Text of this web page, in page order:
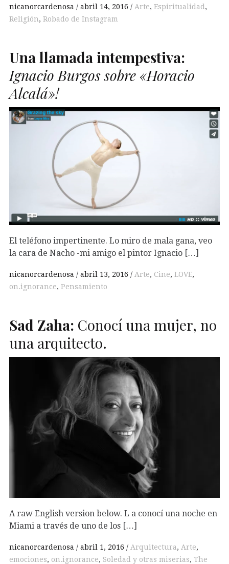
nicanorcardenosa abril 14, 2016 Arte, Espiritualidad ,
Religión, Robado de Instagram
Una llamada intempestiva:
Ignacio Burgos sobre «Horacio
Alcalá»!
El teléfono impertinente. Lo miro de mala gana, veo
la cara de Nacho -mi amigo el pintor Ignacio […]
nicanorcardenosa abril 13, 2016 Arte, Cine, LOVE,
on.ignorance, Pensamiento
Sad Zaha: Conocí una mujer, no
una arquitecto.
A raw English version below. L a conocí una noche en
Miami a través de uno de los […]
nicanorcardenosa abril 1, 2016 Arquitectura, Arte,
emociones, on.ignorance, Soledad y otras miserias, The